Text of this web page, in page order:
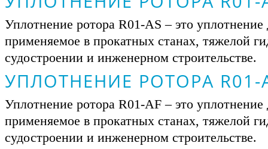
Уплотнение ротора R01-AS – это уплотнение
применяемое в прокатных станах, тяжелой
судостроении и инженерном строительстве.
УПЛОТНЕНИЕ РОТОРА R01-
Уплотнение ротора R01-AF – это уплотнение
применяемое в прокатных станах, тяжелой
судостроении и инженерном строительстве.